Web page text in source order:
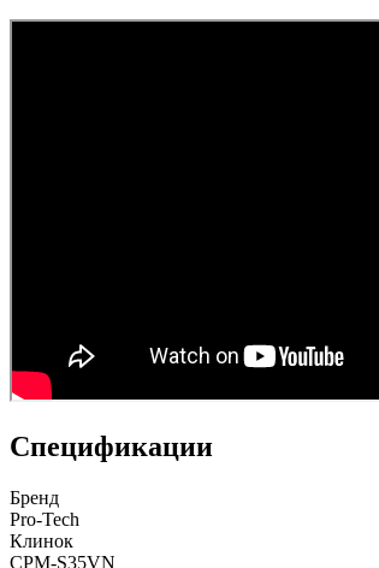
Спецификации
Бренд
Pro-Tech
Клинок
CPM-S35VN